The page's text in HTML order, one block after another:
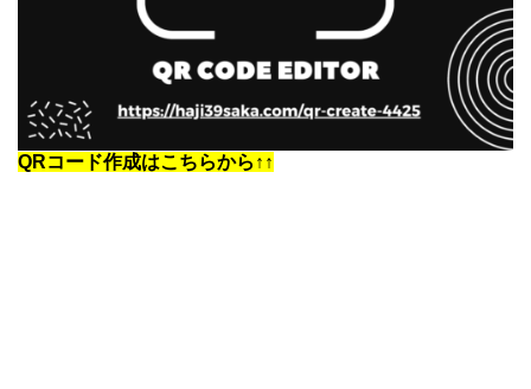
QRコード作成はこちらから↑↑